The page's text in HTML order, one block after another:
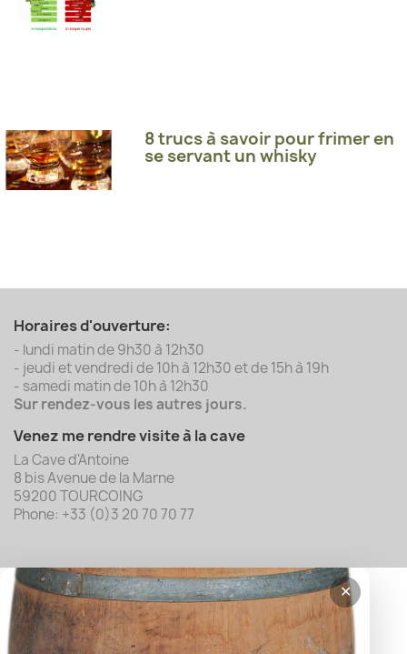
8 trucs à savoir pour frimer en
se servant un whisky
Horaires d'ouverture:
- lundi matin de 9h30 à 12h30
- jeudi et vendredi de 10h à 12h30 et de 15h à 19h
- samedi matin de 10h à 12h30
Sur rendez-vous les autres jours.
Venez me rendre visite à la cave
La Cave d'Antoine
8 bis Avenue de la Marne
59200 TOURCOING
Phone: +33 (0)3 20 70 70 77
✕